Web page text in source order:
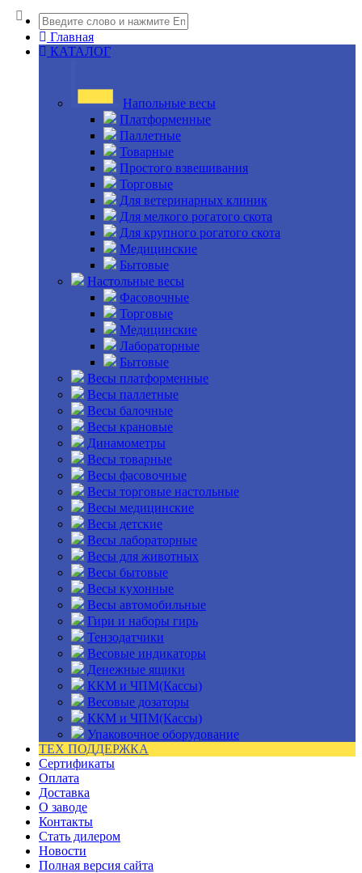
Главная
КАТАЛОГ
Напольные весы
Платформенные
Паллетные
Товарные
Простого взвешивания
Торговые
Для ветеринарных клиник
Для мелкого рогатого скота
Для крупного рогатого скота
Медицинские
Бытовые
Настольные весы
Фасовочные
Торговые
Медицинские
Лабораторные
Бытовые
Весы платформенные
Весы паллетные
Весы балочные
Весы крановые
Динамометры
Весы товарные
Весы фасовочные
Весы торговые настольные
Весы медицинские
Весы детские
Весы лабораторные
Весы для животных
Весы бытовые
Весы кухонные
Весы автомобильные
Гири и наборы гирь
Тензодатчики
Весовые индикаторы
Денежные ящики
ККМ и ЧПМ(Кассы)
Весовые дозаторы
ККМ и ЧПМ(Кассы)
Упаковочное оборудование
ТЕХ ПОДДЕРЖКА
Сертификаты
Оплата
Доставка
О заводе
Контакты
Стать дилером
Новости
Полная версия сайта